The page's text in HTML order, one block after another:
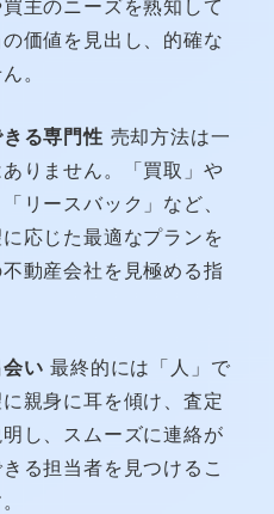
主のニーズを熟知して
価値を見出し、的確な
。
る専門性 売却方法は一
りません。「買取」や
リースバック」など、
応じた最適なプランを
動産会社を見極める指
い 最終的には「人」で
親身に耳を傾け、査定
し、スムーズに連絡が
る担当者を見つけるこ